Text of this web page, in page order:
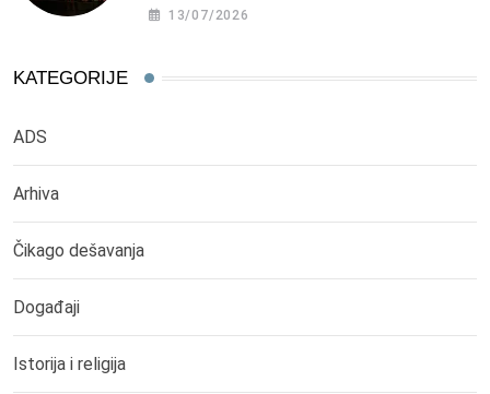
13/07/2026
KATEGORIJE
ADS
Arhiva
Čikago dešavanja
Događaji
Istorija i religija